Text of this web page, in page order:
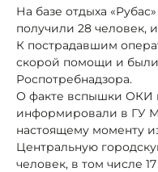
На базе отдыха
получили 28 человек,
К пострадавшим
скорой помощи и
Роспотребнадзора.
О факте вспышки ОКИ
информировали в ГУ
настоящему моменту
Центральную
человек, в том числе